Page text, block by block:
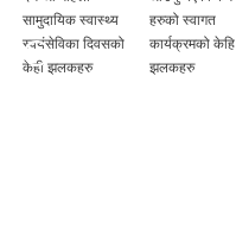
सामुदायिक स्वास्थ्य
स्वयंसेविका दिवसको
केही झलकहरु
हरुको स्वागत
कार्यक्रमको केहि
झलकहरु